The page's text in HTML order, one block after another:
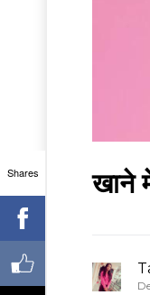
खाने
Shares